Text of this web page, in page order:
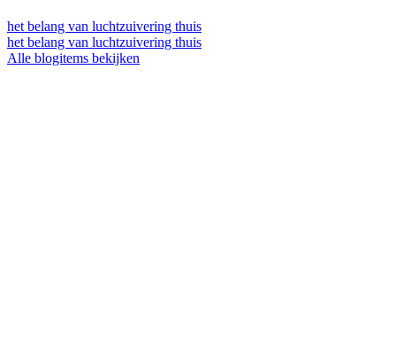
het belang van luchtzuivering thuis
het belang van luchtzuivering thuis
Alle blogitems bekijken